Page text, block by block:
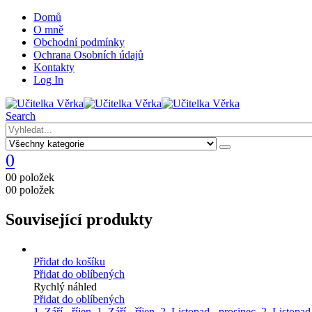
Domů
O mně
Obchodní podmínky
Ochrana Osobních údajů
Kontakty
Log In
Search
0
00 položek
00 položek
Související produkty
Přidat do košíku
Přidat do oblíbených
Rychlý náhled
Přidat do oblíbených